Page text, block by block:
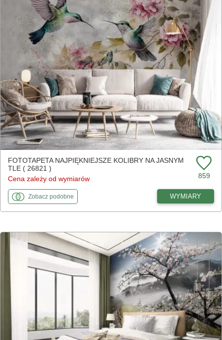
FOTOTAPETA NAJPIĘKNIEJSZE KOLIBRY NA JASNYM
TLE ( 26821 )
Cena zależy od wymiarów
859
Zobaczfototapety
podobnedo Najpiękniejsze kolibry na jasnym tleWYMIARY